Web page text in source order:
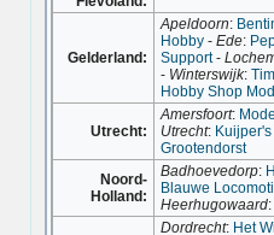
Gelderland:
Apeldoorn:
Hobby -Ede:
Support-
- Winterswijk:
Hobby Shop
Utrecht:
Amersfoort:
Utrecht:
Grootendorst
Noord-
Holland:
Badhoevedorp:
Blauwe
Heerhugowaard
Dordrecht: Het